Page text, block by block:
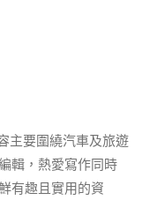
主要圍繞汽車及旅遊
輯，熱愛寫作同時
有趣且實用的資